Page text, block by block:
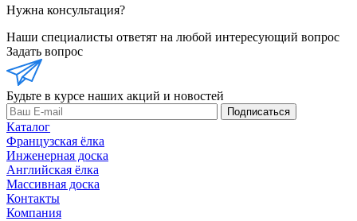
Нужна консультация?
Наши специалисты ответят на любой интересующий вопрос
Задать вопрос
Будьте в курсе наших акций и новостей
Подписаться
Каталог
Французская ёлка
Инженерная доска
Английская ёлка
Массивная доска
Контакты
Компания